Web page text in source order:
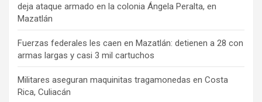
deja ataque armado en la colonia Ángela Peralta, en
Mazatlán
Fuerzas federales les caen en Mazatlán: detienen a 28 con
armas largas y casi 3 mil cartuchos
Militares aseguran maquinitas tragamonedas en Costa
Rica, Culiacán